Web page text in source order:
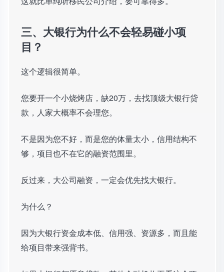
三、大银行为什么不会轻易碰小项
目？
这个逻辑很简单。
您要开一个小烧烤店，缺20万，去找顶级大银行贷
款，人家大概率不会理您。
不是因为您不好，而是您的体量太小，信用结构不
够，项目也不在它的融资范围里。
反过来，大公司融资，一定会优先找大银行。
为什么？
因为大银行资金成本低、信用强、资源多，而且能
给项目带来强背书。